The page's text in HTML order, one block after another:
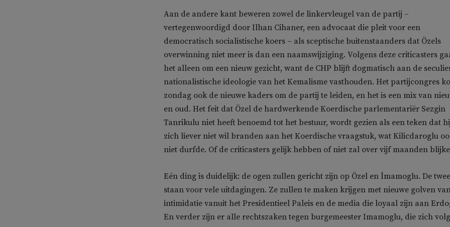
Aan de andere kant beweren zowel de linkervleugel van de partij –
vertegenwoordigd door Ilhan Cihaner, een advocaat die pleit voor een
democratisch socialistische koers – als sceptische buitenstaanders dat Özels
overwinning niet meer is dan een naamswijziging. Volgens deze criticasters
het alleen om een nieuw gezicht, want de CHP blijft dogmatisch aan de
nationalistische ideologie van het Kemalisme vasthouden. Het partijcongres
zondag ook de nieuwe kaders om de partij te leiden, en het is een mix van
en oud. Het feit dat Özel de hardwerkende Koerdische parlementariër Sezgin
Tanrikulu niet heeft benoemd tot het bestuur, wordt gezien als een teken dat
zich liever niet wil branden aan het Koerdische vraagstuk, wat Kilicdaroglu
niet durfde. Of de criticasters gelijk hebben of niet zal over vijf maanden
Eén ding is duidelijk: de ogen zullen gericht zijn op Özel en İmamoglu. De twee
staan voor vele uitdagingen. Ze zullen te maken krijgen met nieuwe golven
intimidatie vanuit het Presidentieel Paleis en de media die loyaal zijn aan
En verder zijn er alle rechtszaken tegen burgemeester Imamoglu, die zich